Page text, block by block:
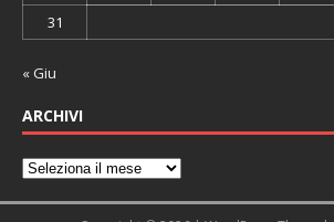
31
« Giu
ARCHIVI